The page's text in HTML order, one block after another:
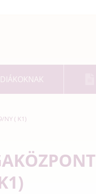
DIÁKOKNAK
NY ( K1)